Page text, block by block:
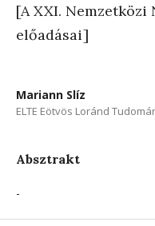
[A XXI.
előadásai]
Mariann Slíz
ELTE Eötvös Loránd
Absztrakt
-